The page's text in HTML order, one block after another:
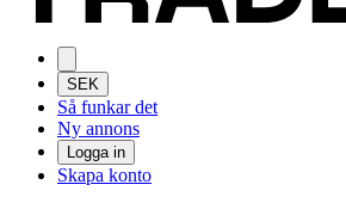
SEK
Så funkar det
Ny annons
Logga in
Skapa konto